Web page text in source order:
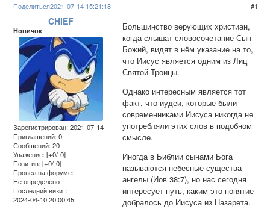
Поделиться 1
2021-07-14 15:21:18
CHIEF
Новичок
Зарегистрирован: 2021-07-14
Приглашений:0
Сообщений:20
Уважение: [+0/-0]
Позитив: [+0/-0]
Провел на форуме:
Не определено
Последний визит:
2024-04-10 20:00:45
Большинство верующих христиан,
когда слышат словосочетание Сын
Божий, видят в нём указание на то,
что Иисус является одним из Лиц
Святой Троицы.
Однако интересным является тот
факт, что иудеи, которые были
современниками Иисуса никогда не
употребляли этих слов в подобном
смысле.
Иногда в Библии сынами Бога
называются небесные существа -
ангелы (Иов 38:7), но нас сегодня
интересует путь, каким это понятие
добралось до Иисуса из Назарета.